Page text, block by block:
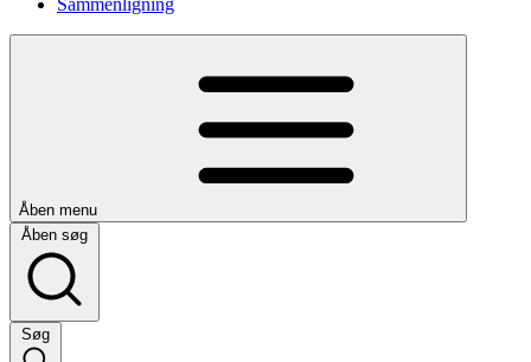
Sammenligning
Åben menu
Åben søg
Søg